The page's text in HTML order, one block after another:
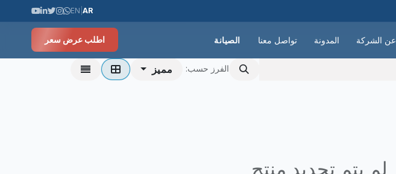
AR
EN
عن الشركة المدونة تواصل معنا الصيانة اطلب عرض سعر
الفرز حسب: مميز
لم يتم تحديد منتج